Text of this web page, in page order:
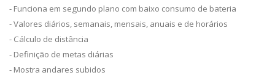
- Funciona em segundo plano com baixo consumo de bateria
- Valores diários, semanais, mensais, anuais e de horários
- Cálculo de distância
- Definição de metas diárias
- Mostra andares subidos